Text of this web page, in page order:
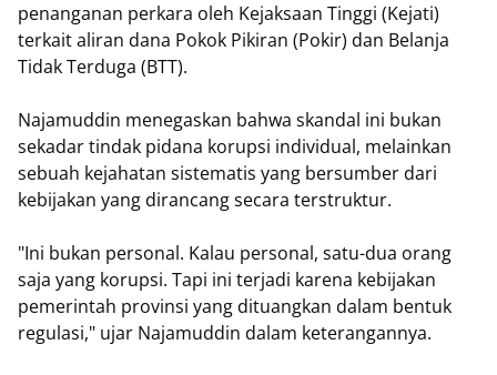
penanganan perkara oleh Kejaksaan Tinggi (Kejati)
terkait aliran dana Pokok Pikiran (Pokir) dan Belanja
Tidak Terduga (BTT).
​Najamuddin menegaskan bahwa skandal ini bukan
sekadar tindak pidana korupsi individual, melainkan
sebuah kejahatan sistematis yang bersumber dari
kebijakan yang dirancang secara terstruktur.
​"Ini bukan personal. Kalau personal, satu-dua orang
saja yang korupsi. Tapi ini terjadi karena kebijakan
pemerintah provinsi yang dituangkan dalam bentuk
regulasi," ujar Najamuddin dalam keterangannya.